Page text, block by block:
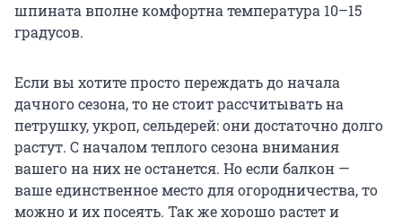
шпината вполне комфортна температура 10–15
градусов.
Если вы хотите просто переждать до начала
дачного сезона, то не стоит рассчитывать на
петрушку, укроп, сельдерей: они достаточно долго
растут. С началом теплого сезона внимания
вашего на них не останется. Но если балкон —
ваше единственное место для огородничества, то
можно и их посеять. Так же хорошо растет и